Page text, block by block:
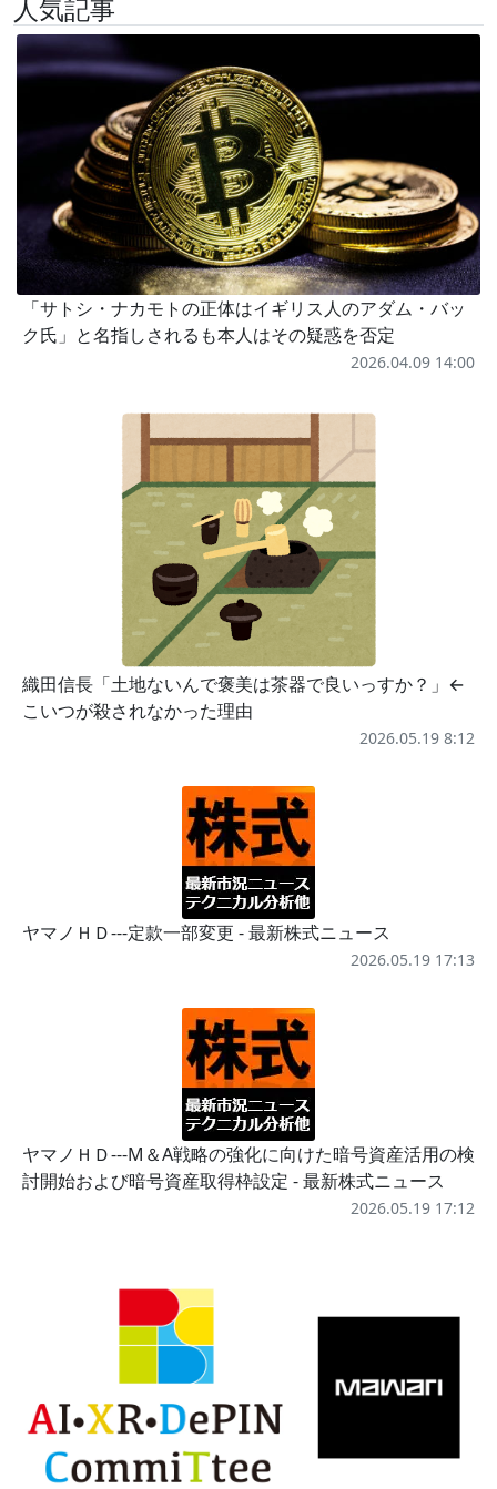
人気記事
「サトシ・ナカモトの正体はイギリス人のアダム・バッ
ク氏」と名指しされるも本人はその疑惑を否定
2026.04.09 14:00
織田信長「土地ないんで褒美は茶器で良いっすか？」←
こいつが殺されなかった理由
2026.05.19 8:12
ヤマノＨＤ---定款一部変更 - 最新株式ニュース
2026.05.19 17:13
ヤマノＨＤ---M＆A戦略の強化に向けた暗号資産活用の検
討開始および暗号資産取得枠設定 - 最新株式ニュース
2026.05.19 17:12